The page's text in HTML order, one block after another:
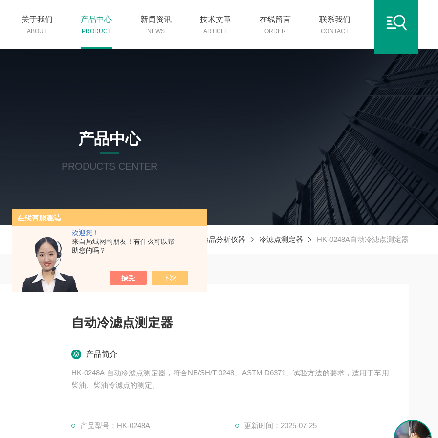
欢迎您！
来自局域网的朋友！有什么可以帮
助您的吗？
关于我们
ABOUT
产品中心
PRODUCT
新闻资讯
NEWS
技术文章
ARTICLE
在线留言
ORDER
联系我们
CONTACT
产品中心
PRODUCTS CENTER
当前位置：首页 产品中心 油品分析仪器 冷滤点测定器 HK-0248A自动冷滤点测定器
自动冷滤点测定器
产品简介
HK-0248A 自动冷滤点测定器，符合NB/SH/T 0248、ASTM D6371、试验方法的要求，适用于车用
柴油、柴油冷滤点的测定。
产品型号：HK-0248A 更新时间：2025-07-25